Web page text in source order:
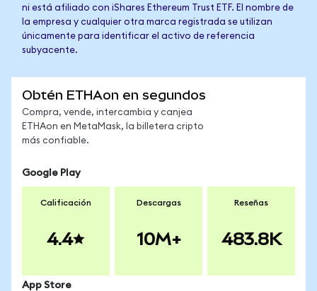
ni está afiliado con iShares Ethereum Trust ETF. El nombre de
la empresa y cualquier otra marca registrada se utilizan
únicamente para identificar el activo de referencia
subyacente.
Obtén ETHAon en segundos
Compra, vende, intercambia y canjea
ETHAon en MetaMask, la billetera cripto
más confiable.
Google Play
Calificación
4.4
Descargas
10M+
Reseñas
483.8K
App Store